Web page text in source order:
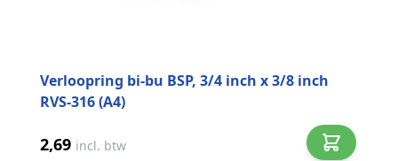
Verloopring bi-bu BSP, 3/4 inch x 3/8 inch
RVS-316 (A4)
2,69 incl. btw